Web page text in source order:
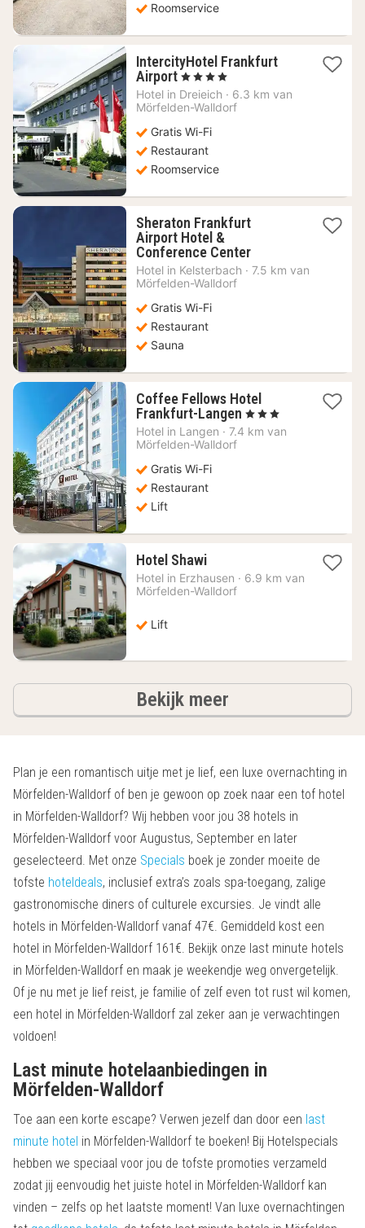
Roomservice
IntercityHotel Frankfurt
Airport1
nacht
vanaf
€
, 4 Sterren
Hotel in Dreieich · 6.3 km van
Mörfelden-Walldorf
Gratis Wi-Fi
Restaurant
Roomservice
Sheraton Frankfurt
Airport Hotel &
Conference Center1
nacht
Hotel in Kelsterbach · 7.5 km van
Mörfelden-Walldorf
Gratis Wi-Fi
Restaurant
Sauna
Coffee Fellows Hotel
Frankfurt-Langen 1
nacht
, 3 Sterren
Hotel in Langen · 7.4 km van
Mörfelden-Walldorf
Gratis Wi-Fi
Restaurant
Lift
Hotel Shawi1
nacht
vanaf
Hotel in Erzhausen · 6.9 km van
Mörfelden-Walldorf
Lift
Bekijk meerhotels
Plan je een romantisch uitje met je lief, een luxe overnachting in
Mörfelden-Walldorf of ben je gewoon op zoek naar een tof hotel
in Mörfelden-Walldorf? Wij hebben voor jou 38 hotels in
Mörfelden-Walldorf voor Augustus, September en later
geselecteerd. Met onze Specials boek je zonder moeite de
tofste hoteldeals, inclusief extra’s zoals spa-toegang, zalige
gastronomische diners of culturele excursies. Je vindt alle
hotels in Mörfelden-Walldorf vanaf 47€. Gemiddeld kost een
hotel in Mörfelden-Walldorf 161€. Bekijk onze last minute hotels
in Mörfelden-Walldorf en maak je weekendje weg onvergetelijk.
Of je nu met je lief reist, je familie of zelf even tot rust wil komen,
een hotel in Mörfelden-Walldorf zal zeker aan je verwachtingen
voldoen!
Last minute hotelaanbiedingen in
Mörfelden-Walldorf
Toe aan een korte escape? Verwen jezelf dan door een last
minute hotel in Mörfelden-Walldorf te boeken! Bij Hotelspecials
hebben we speciaal voor jou de tofste promoties verzameld
zodat jij eenvoudig het juiste hotel in Mörfelden-Walldorf kan
vinden – zelfs op het laatste moment! Van luxe overnachtingen